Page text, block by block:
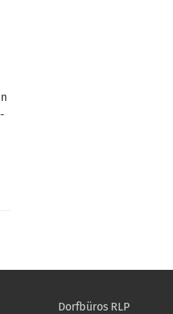
Dorfbüros RLP